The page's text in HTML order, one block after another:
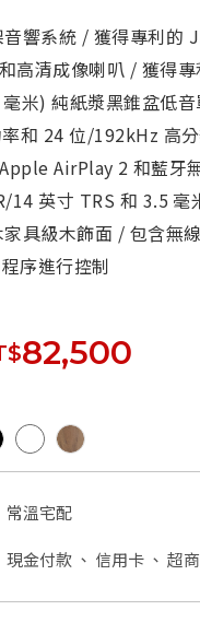
音響系統 / 獲得專利的
高清成像喇叭 / 獲得
米) 純紙漿黑錐盆低
和 24 位/192kHz 高
AirPlay 2 和藍牙
14 英寸 TRS 和 3.5
具級木飾面 / 包含無
序進行控制
82,500
常溫宅配
現金付款 、 信用卡 、 超